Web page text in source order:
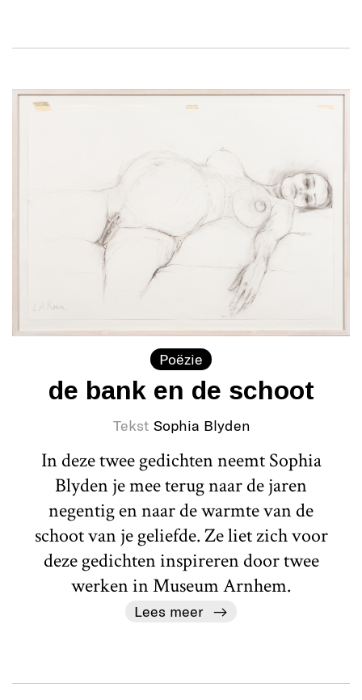
Poëzie
de bank en de schoot
Tekst Sophia Blyden
In deze twee gedichten neemt Sophia
Blyden je mee terug naar de jaren
negentig en naar de warmte van de
schoot van je geliefde. Ze liet zich voor
deze gedichten inspireren door twee
werken in Museum Arnhem.
Lees meer